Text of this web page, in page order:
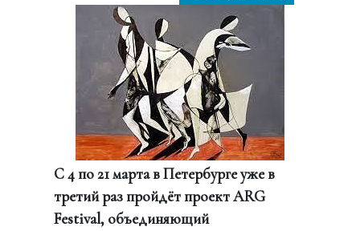
С 4 по 21 марта в Петербурге уже в
третий раз пройдёт проект ARG
Festival, объединяющий